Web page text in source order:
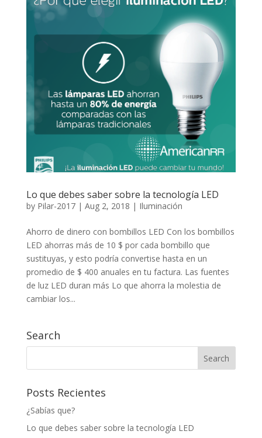
Lo que debes saber sobre la tecnología LED
by Pilar-2017| Aug 2, 2018 | Iluminación
Ahorro de dinero con bombillos LED Con los bombillos
LED ahorras más de 10 $ por cada bombillo que
sustituyas, y esto podría convertise hasta en un
promedio de $ 400 anuales en tu factura. Las fuentes
de luz LED duran más Lo que ahorra la molestia de
cambiar los...
Search
Posts Recientes
¿Sabías que?
Lo que debes saber sobre la tecnología LED